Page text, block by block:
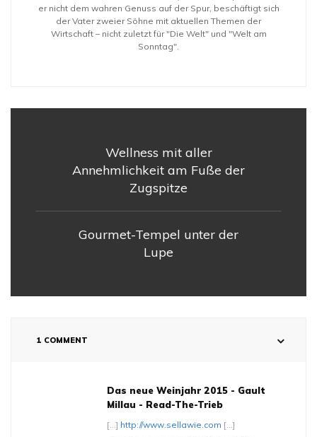
er nicht dem wahren Genuss auf der Spur, beschäftigt sich
der Vater zweier Söhne mit aktuellen Themen der
Wirtschaft – nicht zuletzt für "Die Welt" und "Welt am
Sonntag".
Wellness mit aller
Annehmlichkeit am Fuße der
Zugspitze
Gourmet-Tempel unter der
Lupe
1 COMMENT
Das neue Weinjahr 2015 - Gault
Millau - Read-The-Trieb
[…] http://www.sellawie.com […]